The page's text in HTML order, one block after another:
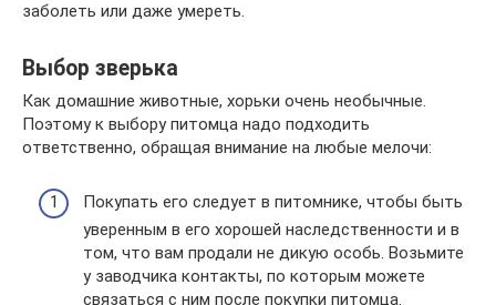
заболеть или даже умереть.
Выбор зверька
Как домашние животные, хорьки очень необычные.
Поэтому к выбору питомца надо подходить
ответственно, обращая внимание на любые мелочи:
Покупать его следует в питомнике, чтобы быть
уверенным в его хорошей наследственности и в
том, что вам продали не дикую особь. Возьмите
у заводчика контакты, по которым можете
связаться с ним после покупки питомца.